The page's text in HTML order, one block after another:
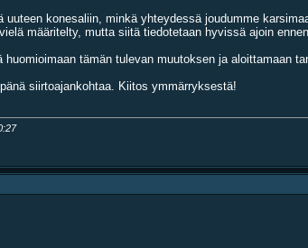
konesaliin, minkä yhteydessä joudumme
määritelty, mutta siitä tiedotetaan hyvissä ajoin
tämän tulevan muutoksen ja
siirtoajankohtaa. Kiitos ymmärryksestä!